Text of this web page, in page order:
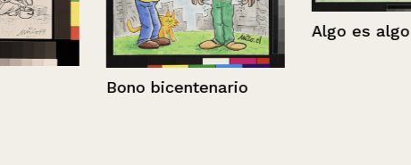
Bono bicentenario
Algo es algo